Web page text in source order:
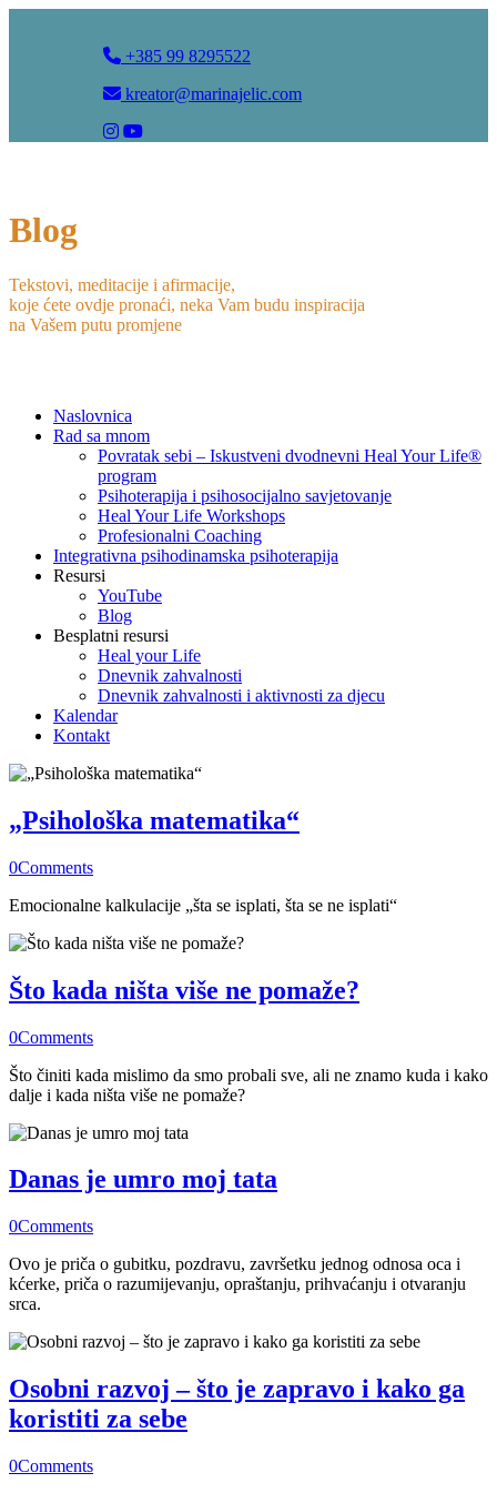
+385 99 8295522
kreator@marinajelic.com
Blog
Tekstovi, meditacije i afirmacije,
koje ćete ovdje pronaći, neka Vam budu inspiracija
na Vašem putu promjene
Naslovnica
Rad sa mnom
Povratak sebi – Iskustveni dvodnevni Heal Your Life®
program
Psihoterapija i psihosocijalno savjetovanje
Heal Your Life Workshops
Profesionalni Coaching
Integrativna psihodinamska psihoterapija
Resursi
YouTube
Blog
Besplatni resursi
Heal your Life
Dnevnik zahvalnosti
Dnevnik zahvalnosti i aktivnosti za djecu
Kalendar
Kontakt
„Psihološka matematika“
0Comments
Emocionalne kalkulacije „šta se isplati, šta se ne isplati“
Što kada ništa više ne pomaže?
0Comments
Što činiti kada mislimo da smo probali sve, ali ne znamo kuda i kako
dalje i kada ništa više ne pomaže?
Danas je umro moj tata
0Comments
Ovo je priča o gubitku, pozdravu, završetku jednog odnosa oca i
kćerke, priča o razumijevanju, opraštanju, prihvaćanju i otvaranju
srca.
Osobni razvoj – što je zapravo i kako ga
koristiti za sebe
0Comments